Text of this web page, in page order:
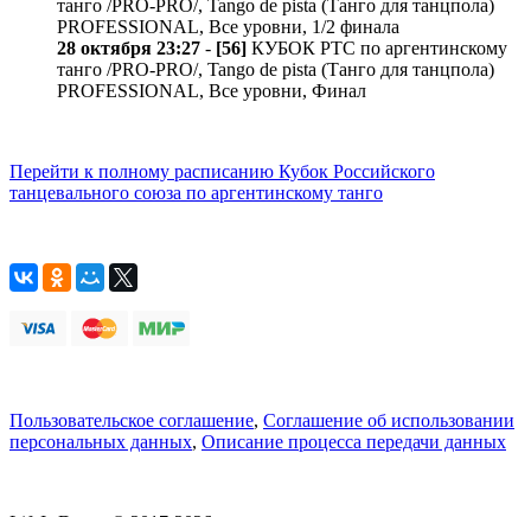
танго /PRO-PRO/, Tango de pista (Танго для танцпола)
PROFESSIONAL, Все уровни, 1/2 финала
28 октября 23:27 - [56] КУБОК РТС по аргентинскому
танго /PRO-PRO/, Tango de pista (Танго для танцпола)
PROFESSIONAL, Все уровни, Финал
Перейти к полному расписанию Кубок Российского
танцевального союза по аргентинскому танго
Пользовательское соглашение, Соглашение об использовании
персональных данных, Описание процесса передачи данных